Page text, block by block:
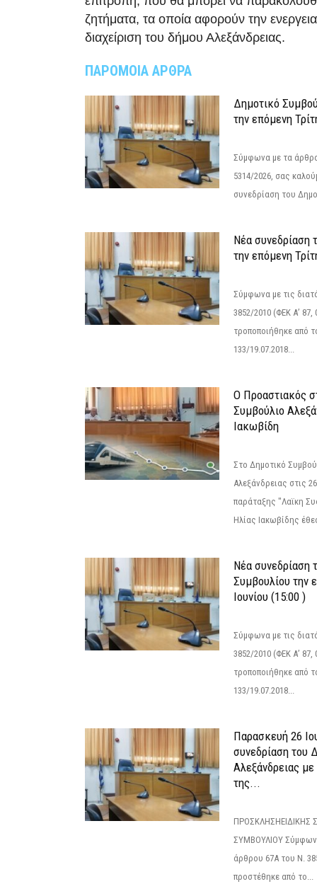
ζητήματα, τα οποία αφορούν την
διαχείριση του δήμου Αλεξάνδρειας.
ΠΑΡΟΜΟΙΑ ΑΡΘΡΑ
Δημοτικό
την επόμενη
Σύμφωνα με τα
5314/2026, σας
συνεδρίαση του
Νέα συνεδρίαση
την επόμενη
Σύμφωνα με τις
3852/2010 (ΦΕΚ Α’ 87,
τροποποιήθηκε από
133/19.07.2018...
Ο Προαστιακός
Συμβούλιο
Ιακωβίδη
Στο Δημοτικό
Αλεξάνδρειας στις
παράταξης "Λαϊκη
Ηλίας Ιακωβίδης
Νέα συνεδρίαση
Συμβουλίου την
Ιουνίου (15:00 )
Σύμφωνα με τις
3852/2010 (ΦΕΚ Α’ 87,
τροποποιήθηκε από
133/19.07.2018...
Παρασκευή 26
συνεδρίαση του
Αλεξάνδρειας
της...
ΠΡΟΣΚΛΗΣΗΕΙΔΙΚΗΣ
ΣΥΜΒΟΥΛΙΟΥ
άρθρου 67Α του Ν.
προστέθηκε από το...